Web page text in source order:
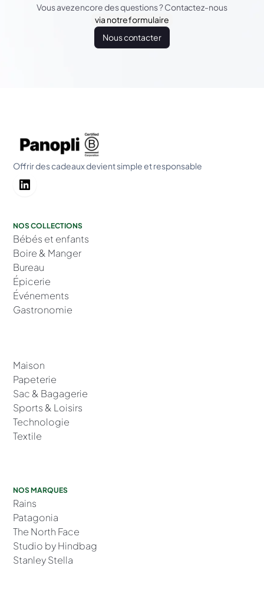
Vous avez encore des questions ? Contactez-nous
via notre formulaire
Nous contacter
Offrir des cadeaux devient simple et responsable
NOS COLLECTIONS
Bébés et enfants
Boire & Manger
Bureau
Épicerie
Événements
Gastronomie
Maison
Papeterie
Sac & Bagagerie
Sports & Loisirs
Technologie
Textile
NOS MARQUES
Rains
Patagonia
The North Face
Studio by Hindbag
Stanley Stella